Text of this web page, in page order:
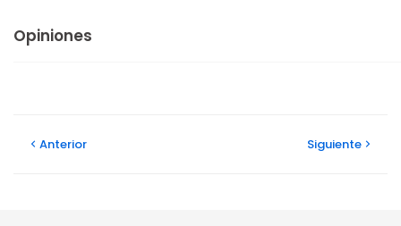
Opiniones
Anterior Siguiente